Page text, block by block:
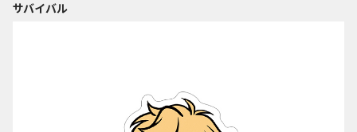
サバイバル